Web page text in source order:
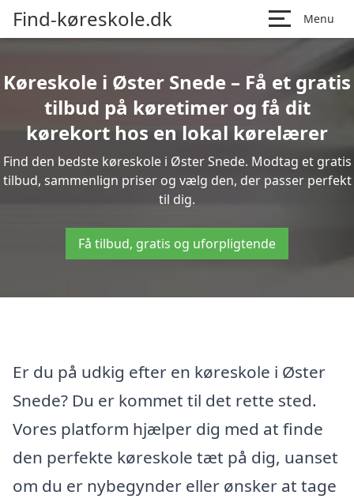
Find-køreskole.dk Menu
Køreskole i Øster Snede – Få et gratis
tilbud på køretimer og få dit
kørekort hos en lokal kørelærer
Find den bedste køreskole i Øster Snede. Modtag et gratis
tilbud, sammenlign priser og vælg den, der passer perfekt
til dig.
Få tilbud, gratis og uforpligtende
Er du på udkig efter en køreskole i Øster
Snede? Du er kommet til det rette sted.
Vores platform hjælper dig med at finde
den perfekte køreskole tæt på dig, uanset
om du er nybegynder eller ønsker at tage